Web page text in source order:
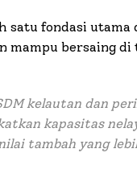
satu fondasi
bersaing di
kelautan dan
kapasitas
tambah yang